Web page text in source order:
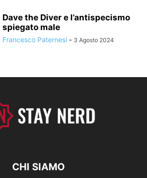
Dave the Diver e l’antispecismo
spiegato male
Francesco Paternesi - 3 Agosto 2024
CHI SIAMO